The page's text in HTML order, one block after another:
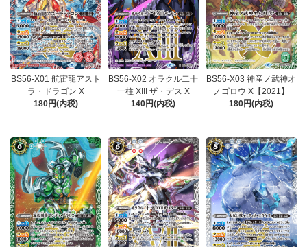
BS56-X01 航宙龍アスト
ラ・ドラゴン X
180円(内税)
BS56-X02 オラクル二十
一柱 XIII ザ・デス X
140円(内税)
BS56-X03 神産ノ武神オ
ノゴロウ X【2021】
180円(内税)